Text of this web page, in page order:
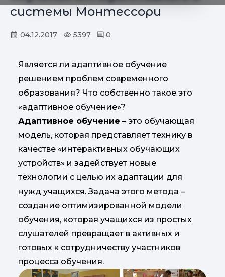
системы Монтессори
04.12.2017 5397 0
Является ли адаптивное обучение
решением проблем современного
образования? Что собственно такое это
«адаптивное обучение»?
Адаптивное обучение – это обучающая
модель, которая представляет технику в
качестве «интерактивных обучающих
устройств» и задействует новые
технологии с целью их адаптации для
нужд учащихся. Задача этого метода –
создание оптимизированной модели
обучения, которая учащихся из простых
слушателей превращает в активных и
готовых к сотрудничеству участников
процесса обучения.